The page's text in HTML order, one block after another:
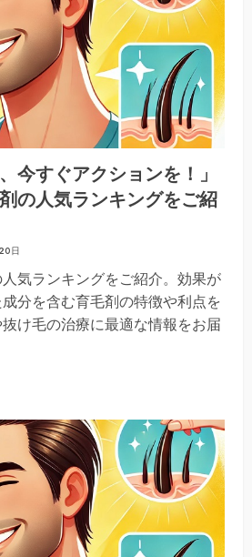
今すぐアクションを！」
の人気ランキングをご紹
日
気ランキングをご紹介。効果が
分を含む育毛剤の特徴や利点を
け毛の治療に最適な情報をお届